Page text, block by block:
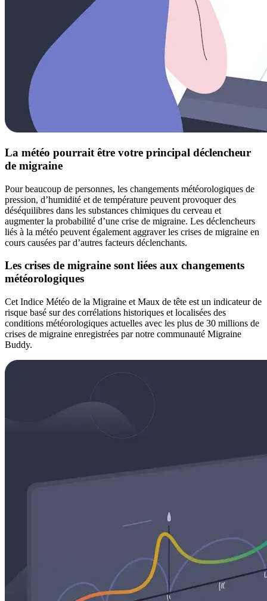
La météo pourrait être votre principal déclencheur
de migraine
Pour beaucoup de personnes, les changements météorologiques de
pression, d’humidité et de température peuvent provoquer des
déséquilibres dans les substances chimiques du cerveau et
augmenter la probabilité d’une crise de migraine. Les déclencheurs
liés à la météo peuvent également aggraver les crises de migraine en
cours causées par d’autres facteurs déclenchants.
Les crises de migraine sont liées aux changements
météorologiques
Cet Indice Météo de la Migraine et Maux de tête est un indicateur de
risque basé sur des corrélations historiques et localisées des
conditions météorologiques actuelles avec les plus de 30 millions de
crises de migraine enregistrées par notre communauté Migraine
Buddy.